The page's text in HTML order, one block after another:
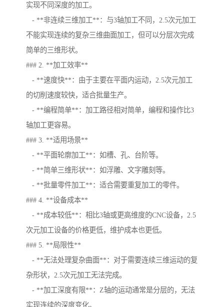
实现不同深度的加工。
- **非连续三维加工**：与3轴加工不同，2.5次元加工
不能实现连续的复杂三维曲面加工，但可以分层次完成
简单的三维形状。
### 2. **加工效率**
- **速度快**：由于主要在平面内运动，2.5次元加工
的切削速度较快，适合批量生产。
- **编程简单**：加工路径相对简单，编程和操作比3
轴加工更容易。
### 3. **适用场景**
- **平面轮廓加工**：如槽、孔、台阶等。
- **简单三维形状**：如浮雕、文字雕刻等。
- **批量零件加工**：适合需要重复加工的零件。
### 4. **设备成本**
- **成本较低**：相比3轴或更高维度的CNC设备，2.5
次元加工设备的价格更低，维护成本也更低。
### 5. **局限性**
- **无法处理复杂曲面**：对于需要连续三维运动的复
杂形状，2.5次元加工无法完成。
- **加工深度有限**：Z轴的运动通常是分层的，无法
实现连续的深度变化。